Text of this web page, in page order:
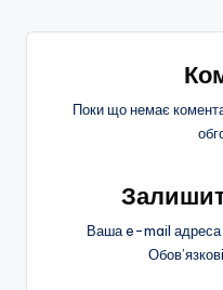
Поки що немає
Ваша e-mail адреса